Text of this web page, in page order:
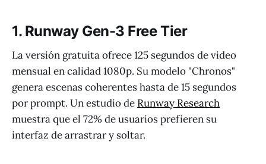
1. Runway Gen-3 Free Tier
La versión gratuita ofrece 125 segundos de video
mensual en calidad 1080p. Su modelo "Chronos"
genera escenas coherentes hasta de 15 segundos
por prompt. Un estudio de Runway Research
muestra que el 72% de usuarios prefieren su
interfaz de arrastrar y soltar.